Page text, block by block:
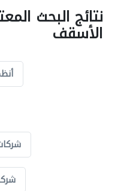
نتائج البحث
الأسقف